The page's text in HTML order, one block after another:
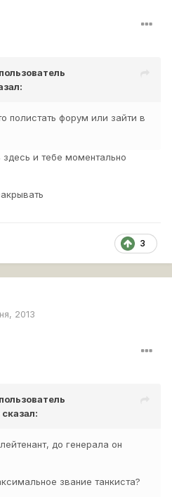
полистать форум или зайти в
и тебе моментально
3
2013
сказал:
до генерала он
звание танкиста?